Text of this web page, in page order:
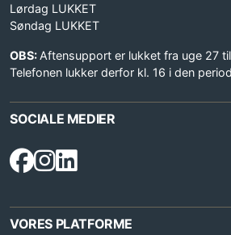
Lørdag LUKKET
Søndag LUKKET
OBS: Aftensupport er lukket fra uge 27
Telefonen lukker derfor kl. 16 i den
SOCIALE MEDIER
VORES PLATFORME